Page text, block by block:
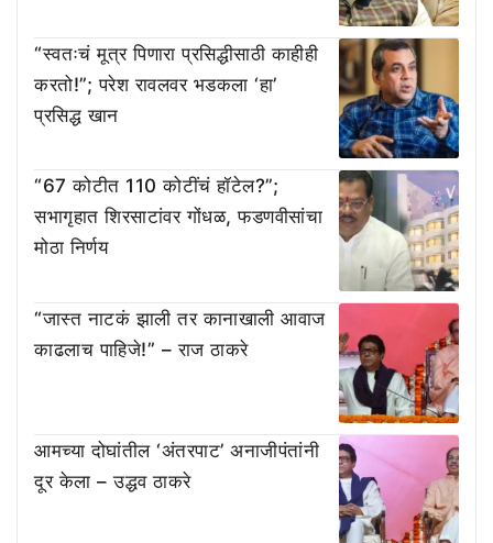
“स्वतःचं मूत्र पिणारा प्रसिद्धीसाठी काहीही
करतो!”; परेश रावलवर भडकला ‘हा’
प्रसिद्ध खान
“67 कोटीत 110 कोटींचं हॉटेल?”;
सभागृहात शिरसाटांवर गोंधळ, फडणवीसांचा
मोठा निर्णय
“जास्त नाटकं झाली तर कानाखाली आवाज
काढलाच पाहिजे!” – राज ठाकरे
आमच्या दोघांतील ‘अंतरपाट’ अनाजीपंतांनी
दूर केला – उद्धव ठाकरे